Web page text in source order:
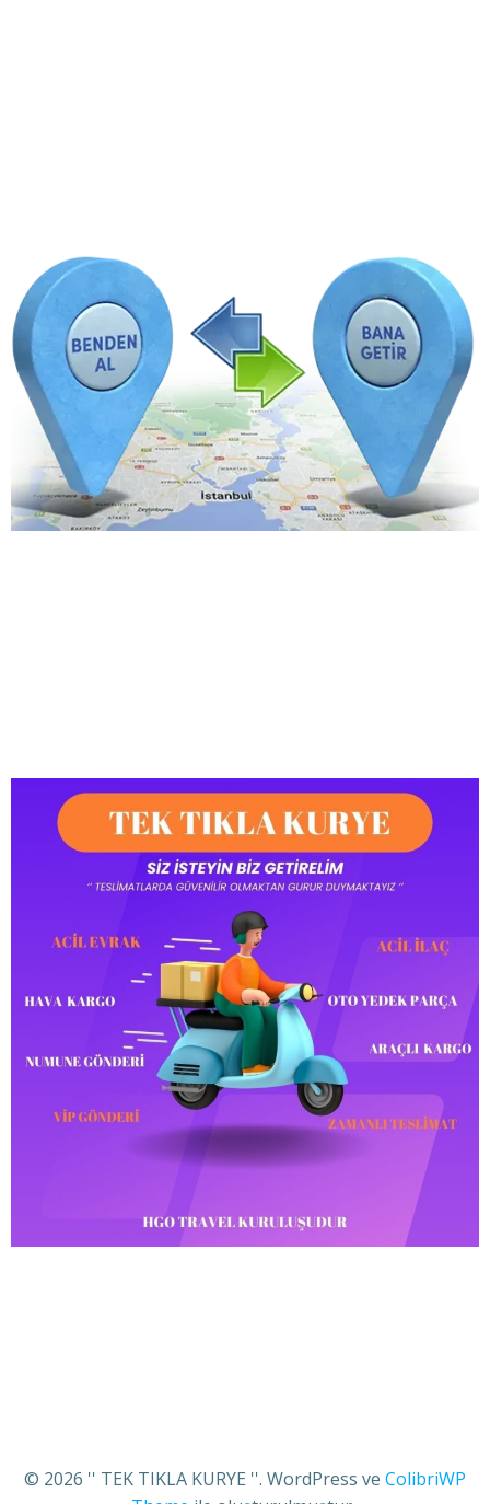
© 2026 '' TEK TIKLA KURYE ''. WordPress ve ColibriWP